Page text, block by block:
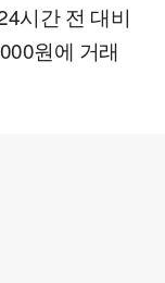
시간 전 대비
원에 거래